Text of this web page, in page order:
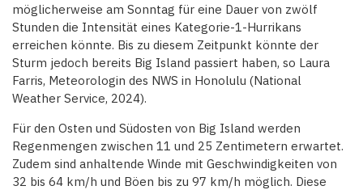
möglicherweise am Sonntag für eine Dauer von zwölf
Stunden die Intensität eines Kategorie-1-Hurrikans
erreichen könnte. Bis zu diesem Zeitpunkt könnte der
Sturm jedoch bereits Big Island passiert haben, so Laura
Farris, Meteorologin des NWS in Honolulu (National
Weather Service, 2024).
Für den Osten und Südosten von Big Island werden
Regenmengen zwischen 11 und 25 Zentimetern erwartet.
Zudem sind anhaltende Winde mit Geschwindigkeiten von
32 bis 64 km/h und Böen bis zu 97 km/h möglich. Diese